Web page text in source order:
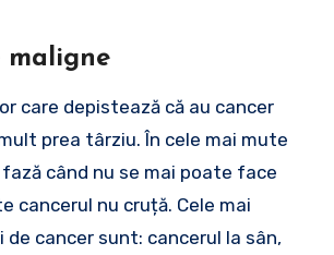
maligne
care depistează că au cancer
prea târziu. În cele mai mute
când nu se mai poate face
cancerul nu cruță. Cele mai
cancer sunt: cancerul la sân,